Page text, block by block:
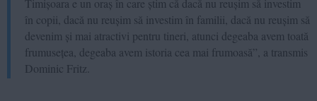
Timișoara e un oraș în care știm că dacă nu reușim să investim
în copii, dacă nu reușim să investim în familii, dacă nu reușim să
devenim și mai atractivi pentru tineri, atunci degeaba avem toată
frumusețea, degeaba avem istoria cea mai frumoasă”, a transmis
Dominic Fritz.